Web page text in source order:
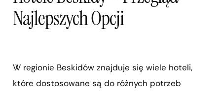
Najlepszych Opcji
W regionie Beskidów znajduje się wiele hoteli,
które dostosowane są do różnych potrzeb